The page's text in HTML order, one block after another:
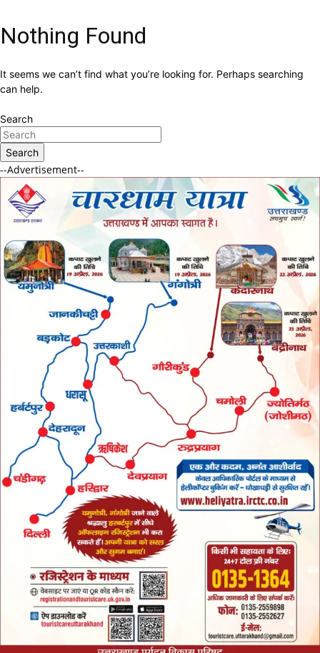
Nothing Found
It seems we can’t find what you’re looking for. Perhaps searching
can help.
Search
Search
--Advertisement--